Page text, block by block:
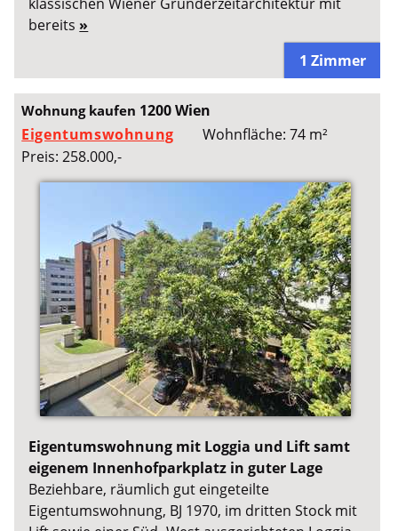
bereits »
1 Zimmer
Wohnung kaufen 1200 Wien
Eigentumswohnung
Wohnfläche: 74 m²
Preis: 258.000,-
Eigentumswohnung mit Loggia und Lift samt
eigenem Innenhofparkplatz in guter Lage
Beziehbare, räumlich gut eingeteilte
Eigentumswohnung, BJ 1970, im dritten Stock mit